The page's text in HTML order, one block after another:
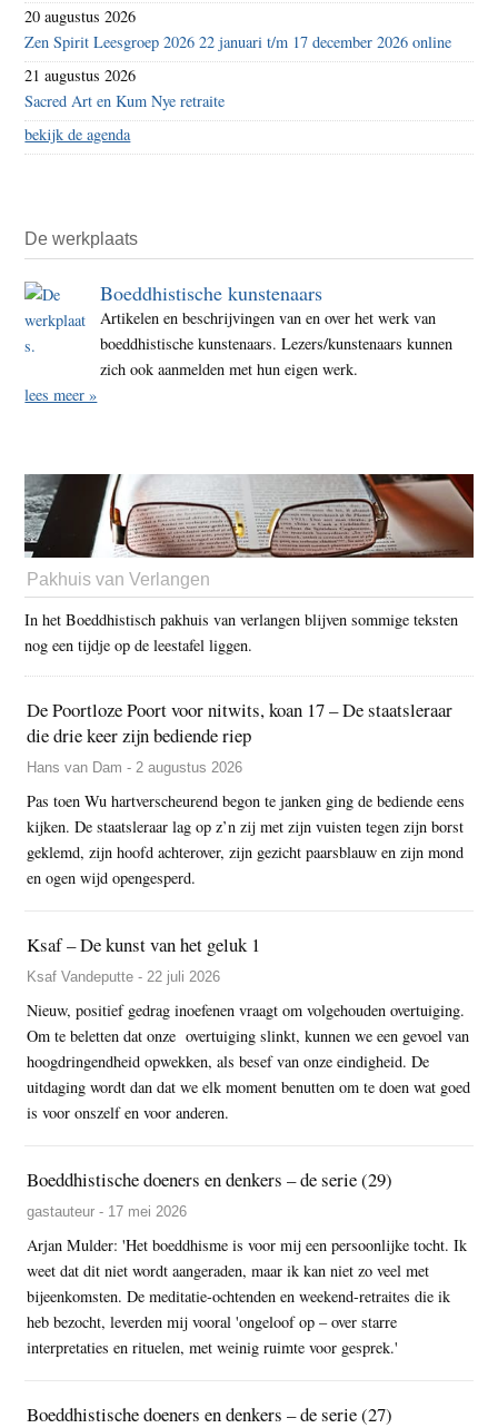
20 augustus 2026
Zen Spirit Leesgroep 2026 22 januari t/m 17 december 2026 online
21 augustus 2026
Sacred Art en Kum Nye retraite
bekijk de agenda
De werkplaats
Boeddhistische kunstenaars
Artikelen en beschrijvingen van en over het werk van
boeddhistische kunstenaars. Lezers/kunstenaars kunnen
zich ook aanmelden met hun eigen werk.
lees meer »
Pakhuis van Verlangen
In het Boeddhistisch pakhuis van verlangen blijven sommige teksten
nog een tijdje op de leestafel liggen.
De Poortloze Poort voor nitwits, koan 17 – De staatsleraar
die drie keer zijn bediende riep
Hans van Dam - 2 augustus 2026
Pas toen Wu hartverscheurend begon te janken ging de bediende eens
kijken. De staatsleraar lag op z’n zij met zijn vuisten tegen zijn borst
geklemd, zijn hoofd achterover, zijn gezicht paarsblauw en zijn mond
en ogen wijd opengesperd.
Ksaf – De kunst van het geluk 1
Ksaf Vandeputte - 22 juli 2026
Nieuw, positief gedrag inoefenen vraagt om volgehouden overtuiging.
Om te beletten dat onze overtuiging slinkt, kunnen we een gevoel van
hoogdringendheid opwekken, als besef van onze eindigheid. De
uitdaging wordt dan dat we elk moment benutten om te doen wat goed
is voor onszelf en voor anderen.
Boeddhistische doeners en denkers – de serie (29)
gastauteur - 17 mei 2026
Arjan Mulder: 'Het boeddhisme is voor mij een persoonlijke tocht. Ik
weet dat dit niet wordt aangeraden, maar ik kan niet zo veel met
bijeenkomsten. De meditatie-ochtenden en weekend-retraites die ik
heb bezocht, leverden mij vooral 'ongeloof op – over starre
interpretaties en rituelen, met weinig ruimte voor gesprek.'
Boeddhistische doeners en denkers – de serie (27)